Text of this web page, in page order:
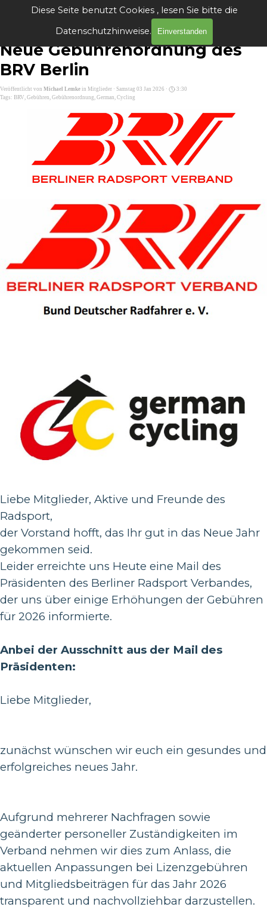
Diese Seite benutzt Cookies , lesen Sie bitte die
Datenschutzhinweise.
Einverstanden
Direkt zum Seiteninhalt
Menü überspringen
Neue Gebührenordnung des
BRV Berlin
Veröffentlicht von Michael Lemke in Mitglieder · Samstag 03 Jan 2026 ·
3:30
Tags: BRV, Gebühren, Gebührenordnung, German, Cycling
Liebe Mitglieder, Aktive und Freunde des
Radsport,
der Vorstand hofft, das Ihr gut in das Neue Jahr
gekommen seid.
Leider erreichte uns Heute eine Mail des
Präsidenten des Berliner Radsport Verbandes,
der uns über einige Erhöhungen der Gebühren
für 2026 informierte.
Anbei der Ausschnitt aus der Mail des
Präsidenten:
Liebe Mitglieder,
zunächst wünschen wir euch ein gesundes und
erfolgreiches neues Jahr.
Aufgrund mehrerer Nachfragen sowie
geänderter personeller Zuständigkeiten im
Verband nehmen wir dies zum Anlass, die
aktuellen Anpassungen bei Lizenzgebühren
und Mitgliedsbeiträgen für das Jahr 2026
transparent und nachvollziehbar darzustellen.